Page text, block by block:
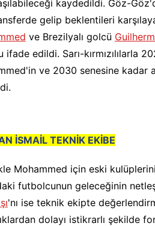
kaydedildi. Göz-
gelip beklentileri
ve Brezilyalı golcü
ifade edildi. Sarı-kırmızılılarla
ve 2030 senesine kadar
İSMAİL TEKNİK EKİBE
Mohammed için eski
futbolcunun geleceğinin
'nı ise teknik ekipte
dolayı istikrarlı şekilde